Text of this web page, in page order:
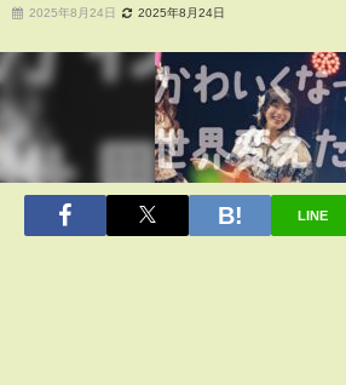
2025年8月24日 2025年8月24日
LINE